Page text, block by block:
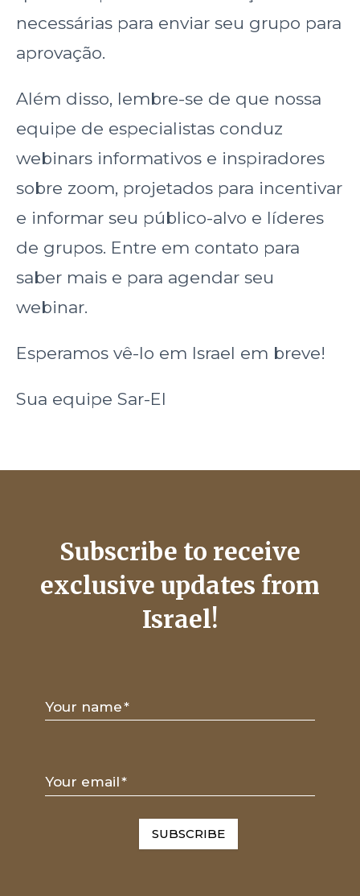
necessárias para enviar seu grupo para
aprovação.
Além disso, lembre-se de que nossa
equipe de especialistas conduz
webinars informativos e inspiradores
sobre zoom, projetados para incentivar
e informar seu público-alvo e líderes
de grupos. Entre em contato para
saber mais e para agendar seu
webinar.
Esperamos vê-lo em Israel em breve!
Sua equipe Sar-El
Subscribe to receive
exclusive updates from
Israel!
Your name*
Your email*
SUBSCRIBE